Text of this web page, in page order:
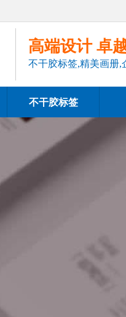
高端设计 卓
不干胶标签,精美画册,
不干胶标签